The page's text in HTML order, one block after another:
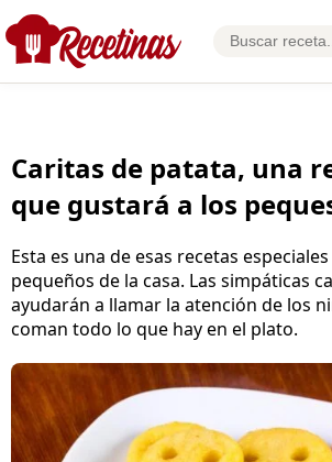
Caritas de patata, una
que gustará a los
Esta es una de esas recetas
pequeños de la casa. Las simpáticas
ayudarán a llamar la atención de los
coman todo lo que hay en el plato.